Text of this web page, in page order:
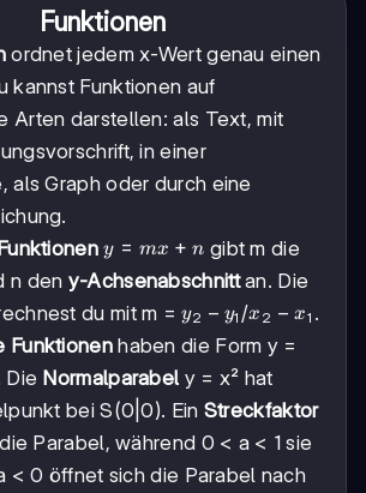
Funktionen
ordnet jedem x-Wert genau einen
kannst Funktionen auf
Arten darstellen: als Text, mit
in einer
als Graph oder durch eine
y
=
mx
+
n
y = mx + n gibt m die
n den y-Achsenabschnittan. Die
du mit m =y₂
-
y₁
y2 − y1 /x₂
-
x₁
x 2 − x1 .
Funktionenhaben die Form y =
Die Normalparabel y = x² hat
bei S(0|0). Ein Streckfaktor
Parabel, während 0 < a < 1 sie
< 0 öffnet sich die Parabel nach